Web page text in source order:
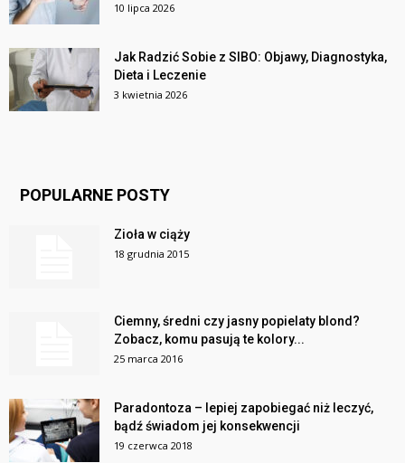
10 lipca 2026
Jak Radzić Sobie z SIBO: Objawy, Diagnostyka,
Dieta i Leczenie
3 kwietnia 2026
POPULARNE POSTY
Zioła w ciąży
18 grudnia 2015
Ciemny, średni czy jasny popielaty blond?
Zobacz, komu pasują te kolory...
25 marca 2016
Paradontoza – lepiej zapobiegać niż leczyć,
bądź świadom jej konsekwencji
19 czerwca 2018